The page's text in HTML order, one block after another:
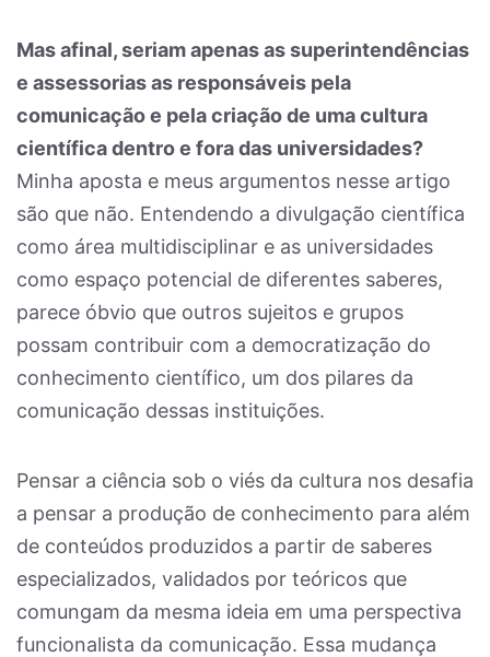
Mas afinal, seriam apenas as superintendências
e assessorias as responsáveis pela
comunicação e pela criação de uma cultura
científica dentro e fora das universidades?
Minha aposta e meus argumentos nesse artigo
são que não. Entendendo a divulgação científica
como área multidisciplinar e as universidades
como espaço potencial de diferentes saberes,
parece óbvio que outros sujeitos e grupos
possam contribuir com a democratização do
conhecimento científico, um dos pilares da
comunicação dessas instituições.
Pensar a ciência sob o viés da cultura nos desafia
a pensar a produção de conhecimento para além
de conteúdos produzidos a partir de saberes
especializados, validados por teóricos que
comungam da mesma ideia em uma perspectiva
funcionalista da comunicação. Essa mudança